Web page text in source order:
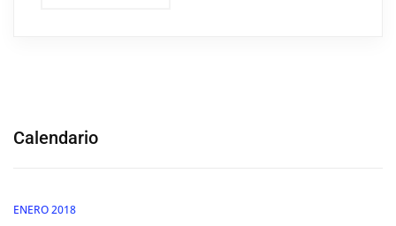
Calendario
ENERO 2018